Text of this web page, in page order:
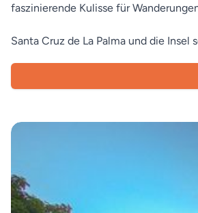
faszinierende Kulisse für
Santa Cruz de La Palma und die